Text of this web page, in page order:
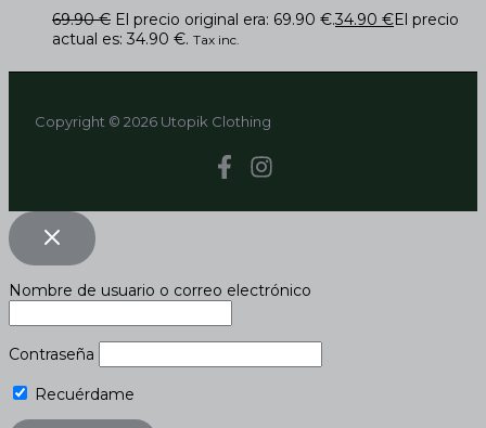
69.90€ El precio original era: 69.90 €.34.90 €El precio
actual es: 34.90 €. Tax inc.
Copyright © 2026 Utopik Clothing
Nombre de usuario o correo electrónico
Contraseña
Recuérdame